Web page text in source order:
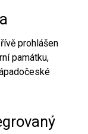
prohlášen
památku,